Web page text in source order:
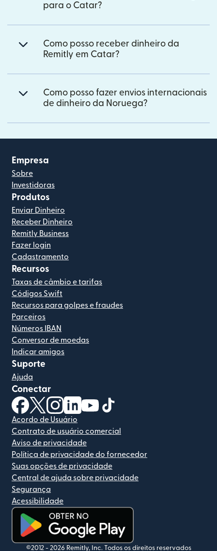
para o Catar?
Como posso receber dinheiro da
Remitly em Catar?
Como posso fazer envios internacionais
de dinheiro da Noruega?
Empresa
Sobre
Investidoras
Produtos
Enviar Dinheiro
Receber Dinheiro
Remitly Business
Fazer login
Cadastramento
Recursos
Taxas de câmbio e tarifas
Códigos Swift
Recursos para golpes e fraudes
Parceiros
Números IBAN
Conversor de moedas
Indicar amigos
Suporte
Ajuda
Conectar
(abre em uma nova janela)
(abre em uma nova janela)
(abre em uma nova janela)
(abre em uma nova janela)
(abre em uma nova janela)
Acordo de Usuário
Contrato de usuário comercial
Aviso de privacidade
Política de privacidade do fornecedor
Suas opções de privacidade
Central de ajuda sobre privacidade
Segurança
Acessibilidade
(abre em uma nova janela)
©2012 - 2026 Remitly, Inc. Todos os direitos reservados